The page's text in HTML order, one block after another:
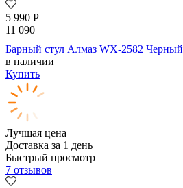
5 990 Р
11 090
Барный стул Алмаз WX-2582 Черный
в наличии
Купить
Лучшая цена
Доставка за 1 день
Быстрый просмотр
7 отзывов